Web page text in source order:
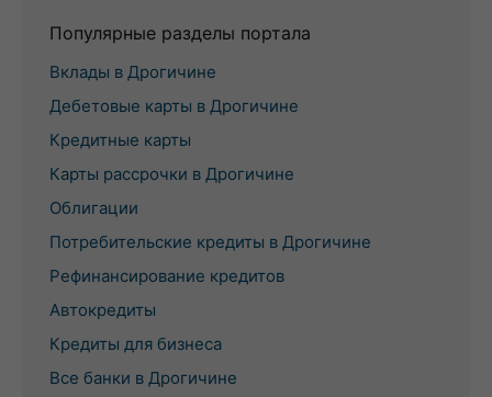
Популярные разделы портала
Вклады в Дрогичине
Дебетовые карты в Дрогичине
Кредитные карты
Карты рассрочки в Дрогичине
Облигации
Потребительские кредиты в Дрогичине
Рефинансирование кредитов
Автокредиты
Кредиты для бизнеса
Все банки в Дрогичине